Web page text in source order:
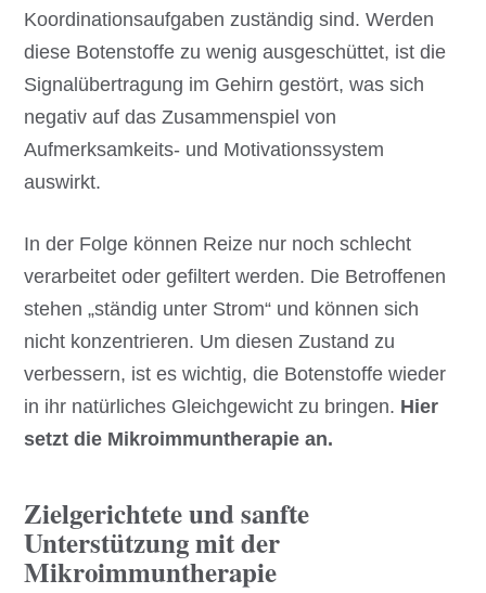
Koordinationsaufgaben zuständig sind. Werden
diese Botenstoffe zu wenig ausgeschüttet, ist die
Signalübertragung im Gehirn gestört, was sich
negativ auf das Zusammenspiel von
Aufmerksamkeits- und Motivationssystem
auswirkt.
In der Folge können Reize nur noch schlecht
verarbeitet oder gefiltert werden. Die Betroffenen
stehen „ständig unter Strom“ und können sich
nicht konzentrieren. Um diesen Zustand zu
verbessern, ist es wichtig, die Botenstoffe wieder
in ihr natürliches Gleichgewicht zu bringen. Hier
setzt die Mikroimmuntherapie an.
Zielgerichtete und sanfte
Unterstützung mit der
Mikroimmuntherapie